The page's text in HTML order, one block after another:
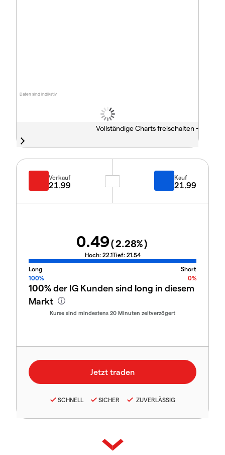
Daten sind indikativ
Vollständige Charts freischalten -
Verkauf
21.99
Kauf
21.99
0.49(2.28%)
Hoch: 22.1Tief: 21.54
Long
Short
100%
0%
100%der IG Kunden sind long in diesem
Markt
Kurse sind mindestens 20 Minuten zeitverzögert
SCHNELL SICHER ZUVERLÄSSIG